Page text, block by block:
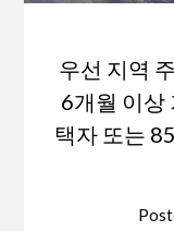
우선 지역
6개월 이상
택자 또는